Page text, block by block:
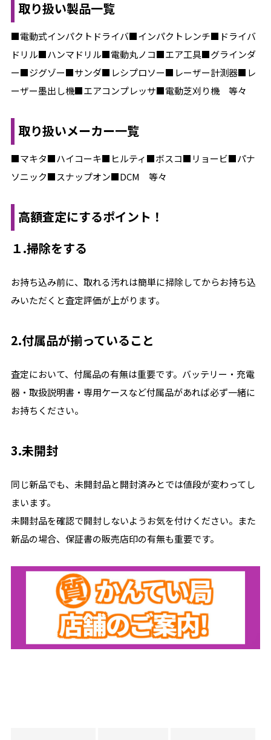
取り扱い製品一覧
■電動式インパクトドライバ■インパクトレンチ■ドライバ
ドリル■ハンマドリル■電動丸ノコ■エア工具■グラインダ
ー■ジグゾー■サンダ■レシプロソー■レーザー計測器■レ
ーザー墨出し機■エアコンプレッサ■電動芝刈り機 等々
取り扱いメーカー一覧
■マキタ■ハイコーキ■ヒルティ■ボスコ■リョービ■パナ
ソニック■スナップオン■DCM 等々
高額査定にするポイント！
１.掃除をする
お持ち込み前に、取れる汚れは簡単に掃除してからお持ち込
みいただくと査定評価が上がります。
2.付属品が揃っていること
査定において、付属品の有無は重要です。バッテリー・充電
器・取扱説明書・専用ケースなど付属品があれば必ず一緒に
お持ちください。
3.未開封
同じ新品でも、未開封品と開封済みとでは値段が変わってし
まいます。
未開封品を確認で開封しないようお気を付けください。また
新品の場合、保証書の販売店印の有無も重要です。